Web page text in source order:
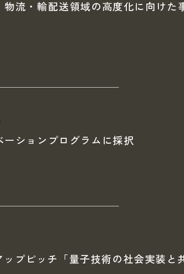
流・輸配送領域の高度化に向けた
ションプログラムに採択
プピッチ「量子技術の社会実装と